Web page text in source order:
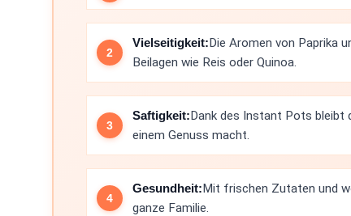
Vielseitigkeit:Die Aromen von Paprika
Beilagen wie Reis oder Quinoa.
Saftigkeit:Dank des Instant Pots bleibt
einem Genuss macht.
Gesundheit:Mit frischen Zutaten und
ganze Familie.